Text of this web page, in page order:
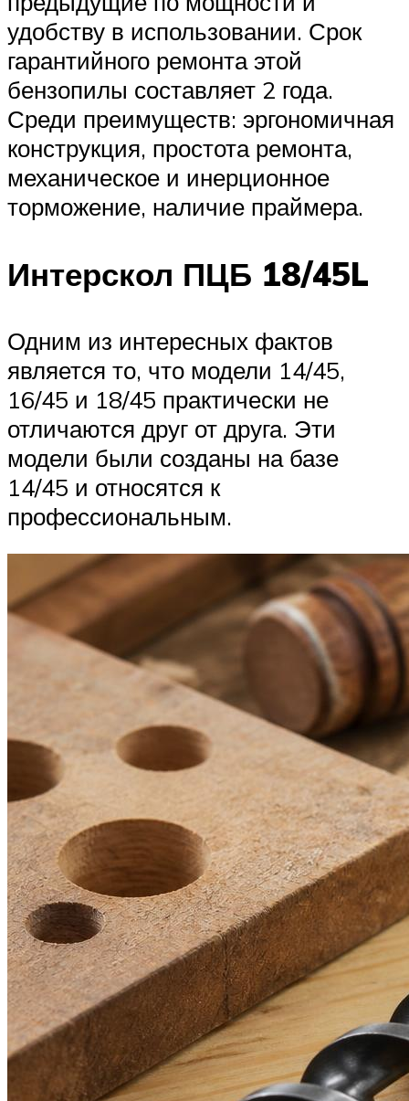
удобству в использовании. Срок
гарантийного ремонта этой
бензопилы составляет 2 года.
Среди преимуществ: эргономичная
конструкция, простота ремонта,
механическое и инерционное
торможение, наличие праймера.
Интерскол ПЦБ 18/45L
Одним из интересных фактов
является то, что модели 14/45,
16/45 и 18/45 практически не
отличаются друг от друга. Эти
модели были созданы на базе
14/45 и относятся к
профессиональным.